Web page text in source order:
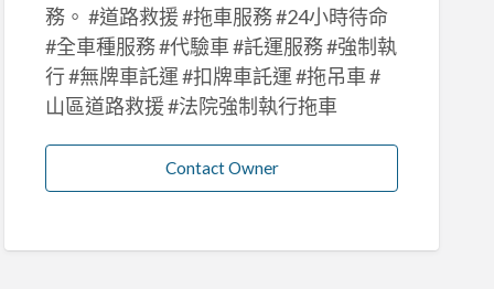
務。 #道路救援 #拖車服務 #24小時待命
#全車種服務 #代驗車 #託運服務 #強制執
行 #無牌車託運 #扣牌車託運 #拖吊車 #
山區道路救援 #法院強制執行拖車
Contact Owner